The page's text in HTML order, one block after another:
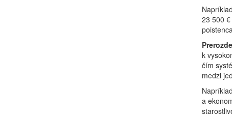
23 500
k
čím
medzi
a